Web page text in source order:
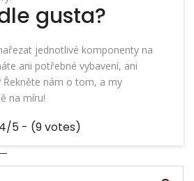
gusta?
jednotlivé komponenty na
ani potřebné vybavení, ani
Řekněte nám o tom, a my
na míru!
4/5 - (9 votes)